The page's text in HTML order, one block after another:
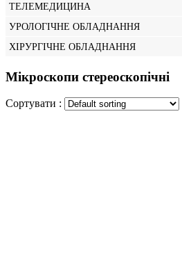
ТЕЛЕМЕДИЦИНА
УРОЛОГІЧНЕ ОБЛАДНАННЯ
ХІРУРГІЧНЕ ОБЛАДНАННЯ
Мікроскопи стереоскопічні
Сортувати :